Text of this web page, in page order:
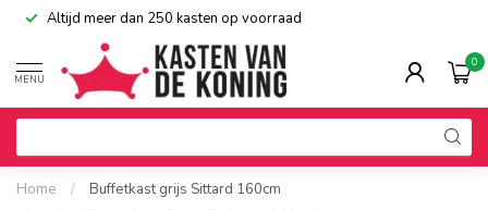
Altijd meer dan 250 kasten op voorraad
MENU
0
Home / Buffetkast grijs Sittard 160cm